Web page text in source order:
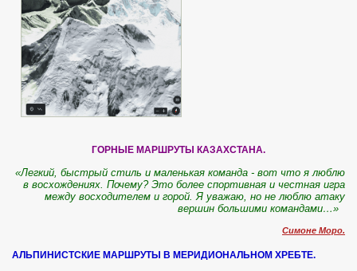
ГОРНЫЕ МАРШРУТЫ КАЗАХСТАНА.
«Легкий, быстрый стиль и маленькая команда - вот что я люблю
в восхождениях. Почему? Это более спортивная и честная игра
между восходителем и горой. Я уважаю, но не люблю атаку
вершин большими командами…»
Симоне Моро.
АЛЬПИНИСТСКИЕ МАРШРУТЫ В МЕРИДИОНАЛЬНОМ ХРЕБТЕ.